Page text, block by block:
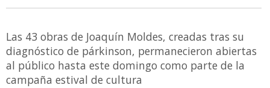
Las 43 obras de Joaquín Moldes, creadas tras su
diagnóstico de párkinson, permanecieron abiertas
al público hasta este domingo como parte de la
campaña estival de cultura